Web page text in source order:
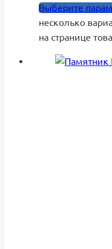
Выберите
несколько
на странице